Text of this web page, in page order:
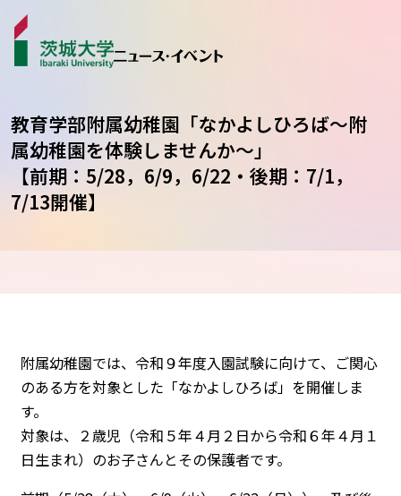
ニュース
コラム･特集
トップに戻る
教育学部附属幼稚園「なかよしひろば～附
属幼稚園を体験しませんか～」
【前期：5/28，6/9，6/22・後期：7/1，
7/13開催】
附属幼稚園では、令和９年度入園試験に向けて、ご関心
のある方を対象とした「なかよしひろば」を開催しま
す。
対象は、２歳児（令和５年４月２日から令和６年４月１
日生まれ）のお子さんとその保護者です。